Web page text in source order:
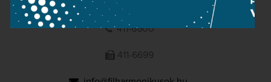
1095 Budapest, Komor Marcell u. 1. (Müpa)
411-6600
411-6699